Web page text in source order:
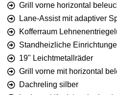
Grill vorne horizontal
Lane-Assist mit adaptiver
Kofferraum
Standheizliche
19" Leichtmetallräder
Grill vorne mit horizontal
Dachreling silber